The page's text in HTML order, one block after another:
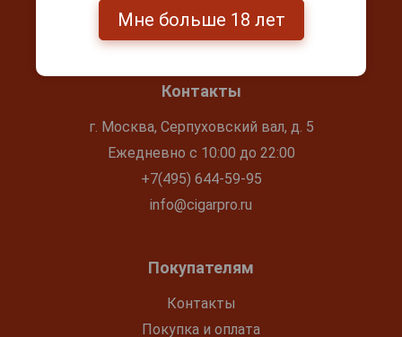
Контакты
г. Москва, Серпуховский вал, д. 5
Ежедневно с 10:00 до 22:00
+7(495) 644-59-95
info@cigarpro.ru
Покупателям
Контакты
Покупка и оплата
Мне больше 18 лет